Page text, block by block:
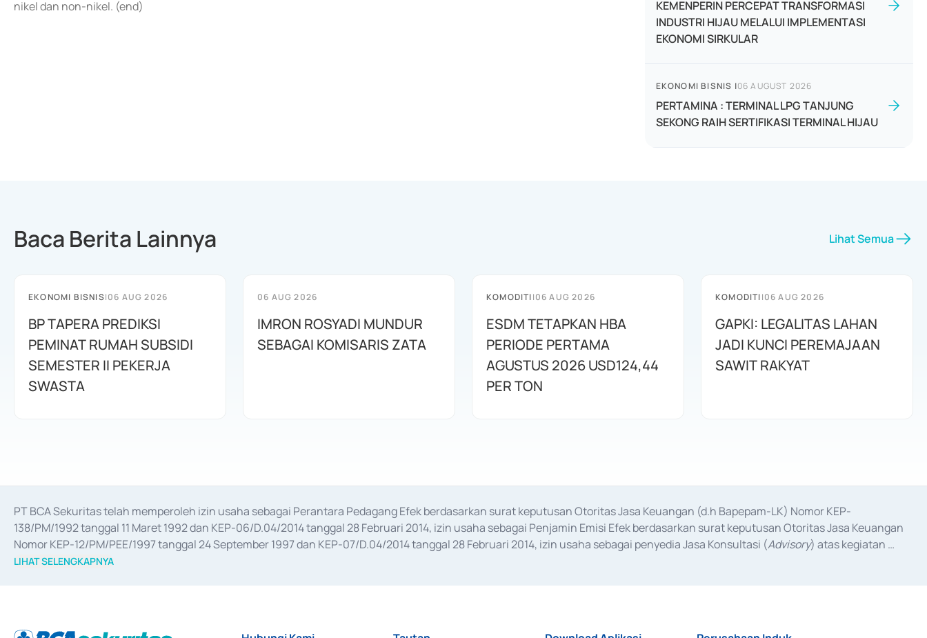
nikel dan non-nikel. (end)
KEMENPERIN PERCEPAT TRANSFORMASI
INDUSTRI HIJAU MELALUI IMPLEMENTASI
EKONOMI SIRKULAR
EKONOMI BISNIS |06 AUGUST 2026
PERTAMINA : TERMINAL LPG TANJUNG
SEKONG RAIH SERTIFIKASI TERMINAL HIJAU
Baca Berita Lainnya Lihat Semua
EKONOMI BISNIS|06 AUG 2026
BP TAPERA PREDIKSI
PEMINAT RUMAH SUBSIDI
SEMESTER II PEKERJA
SWASTA
06 AUG 2026
IMRON ROSYADI MUNDUR
SEBAGAI KOMISARIS ZATA
KOMODITI|06 AUG 2026
ESDM TETAPKAN HBA
PERIODE PERTAMA
AGUSTUS 2026 USD124,44
PER TON
KOMODITI|06 AUG 2026
GAPKI: LEGALITAS LAHAN
JADI KUNCI PEREMAJAAN
SAWIT RAKYAT
PT BCA Sekuritas telah memperoleh izin usaha sebagai Perantara Pedagang Efek berdasarkan surat keputusan Otoritas Jasa Keuangan (d.h Bapepam-LK) Nomor KEP-
138/PM/1992 tanggal 11 Maret 1992 dan KEP-06/D.04/2014 tanggal 28 Februari 2014, izin usaha sebagai Penjamin Emisi Efek berdasarkan surat keputusan Otoritas Jasa Keuangan
Nomor KEP-12/PM/PEE/1997 tanggal 24 September 1997 dan KEP-07/D.04/2014 tanggal 28 Februari 2014, izin usaha sebagai penyedia Jasa Konsultasi (Advisory) atas kegiatan
merger, akuisisi, divestasi, dan
LIHAT SELENGKAPNYA